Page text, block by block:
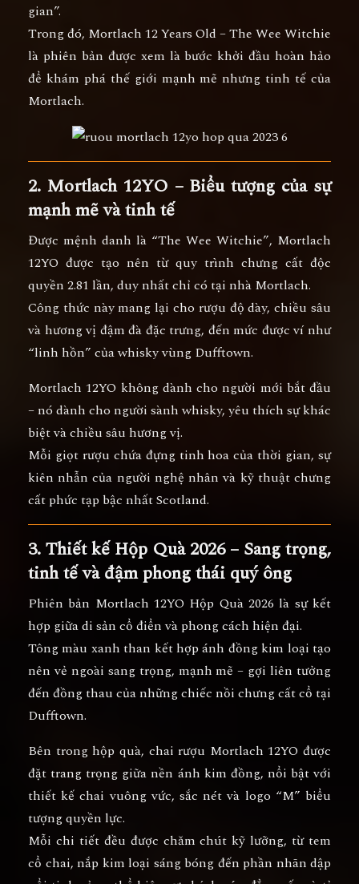
gian”.
Trong đó, Mortlach 12 Years Old – The Wee Witchie
là phiên bản được xem là bước khởi đầu hoàn hảo
để khám phá thế giới mạnh mẽ nhưng tinh tế của
Mortlach.
2. Mortlach 12YO – Biểu tượng của sự
mạnh mẽ và tinh tế
Được mệnh danh là “The Wee Witchie”, Mortlach
12YO được tạo nên từ quy trình chưng cất độc
quyền 2.81 lần, duy nhất chỉ có tại nhà Mortlach.
Công thức này mang lại cho rượu độ dày, chiều sâu
và hương vị đậm đà đặc trưng, đến mức được ví như
“linh hồn” của whisky vùng Dufftown.
Mortlach 12YO không dành cho người mới bắt đầu
– nó dành cho người sành whisky, yêu thích sự khác
biệt và chiều sâu hương vị.
Mỗi giọt rượu chứa đựng tinh hoa của thời gian, sự
kiên nhẫn của người nghệ nhân và kỹ thuật chưng
cất phức tạp bậc nhất Scotland.
3. Thiết kế Hộp Quà 2026 – Sang trọng,
tinh tế và đậm phong thái quý ông
Phiên bản Mortlach 12YO Hộp Quà 2026 là sự kết
hợp giữa di sản cổ điển và phong cách hiện đại.
Tông màu xanh than kết hợp ánh đồng kim loại tạo
nên vẻ ngoài sang trọng, mạnh mẽ – gợi liên tưởng
đến đồng thau của những chiếc nồi chưng cất cổ tại
Dufftown.
Bên trong hộp quà, chai rượu Mortlach 12YO được
đặt trang trọng giữa nền ánh kim đồng, nổi bật với
thiết kế chai vuông vức, sắc nét và logo “M” biểu
tượng quyền lực.
Mỗi chi tiết đều được chăm chút kỹ lưỡng, từ tem
cổ chai, nắp kim loại sáng bóng đến phần nhãn dập